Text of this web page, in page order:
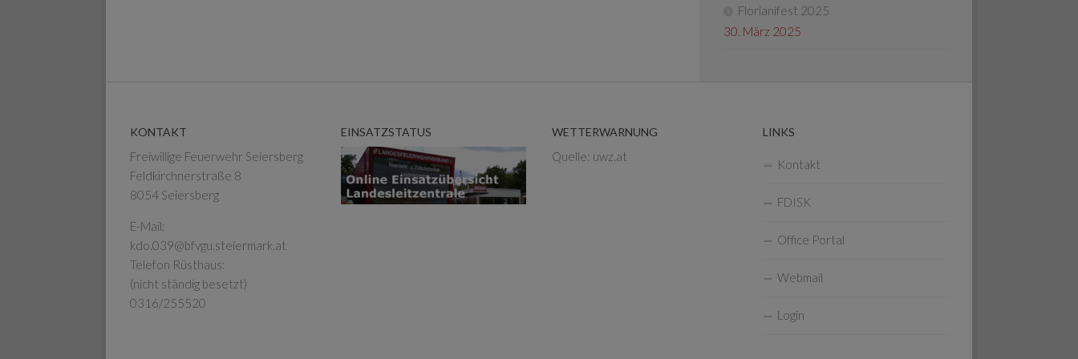
Florianifest 2025
30. März 2025
KONTAKT
Freiwillige Feuerwehr Seiersberg
Feldkirchnerstraße 8
8054 Seiersberg
E-Mail:
kdo.039@bfvgu.steiermark.at
Telefon Rüsthaus:
(nicht ständig besetzt)
0316/255520
EINSATZSTATUS WETTERWARNUNG
Quelle: uwz.at
LINKS
Kontakt
FDISK
Office Portal
Webmail
Login